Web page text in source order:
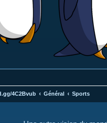
4C2Bvub Général Sports